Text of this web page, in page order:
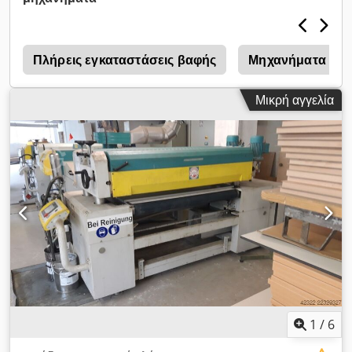
τριφασικός, ύψος διέλευσης:
3.500 χιλ.,
βαφής για επιπλοποιούς, κατασκευαστές επίπλων,
προμηθευτές CLT και BSH, και πολλούς ακόμη. Όπου
χρειάζεται μια στιβαρή, απλή και ταυτόχρονα άριστα
εξοπλισμένη μηχανή, ο αυτοματοποιημένος ψεκαστήρας
επιφανειών DuoFlex Spray έρχεται στο προσκήνιο. Η βαφή
μπορεί να είναι τόσο εύκολη, όταν δεν έχεις μόνο μια ανθεκτική
και μακρόβια μηχανή βαφής (κατασκευασμένη στη Δανία, με
ηλεκτρονικά συστήματα Γερμανικής προέλευσης - Beckhoff
κ.ά.), αλλά κυρίως μια μηχανή στην οποία ο χειριστής βρίσκεται
στο επίκεντρο: Όλα είναι διαισθητικά και εύκολα στη χρήση,
ενώ παράλληλα προσφέρονται λειτουργίες που δύσκολα
βρίσκει κανείς ή συναντά μόνο σε πολύ ακριβότερες μηχανές.
Μερικά βασικά τεχνικά χαρακτηριστικά του DuoFlex Spray
αυτοματοποιημένου ψεκαστήρα επιφανειών: Dcodpfx Ajffc
Tysgkek 1. Αλλαγή χρώματος σε 3-5 λεπτά 2. Ελάχιστη
ποσότητα συστήματος: μόνο 2,5 - 3L χρώμα/βερνίκι 3.
Κατάλληλο για διαλυτικό ή υδατικές βάσεις 4. Δύο εντελώς
διαχωρισμένα κυκλώματα: Για υδατικής/διαλύτης ή διαφανές/
Πλήρεις εγκαταστάσεις βαφής Μηχανήματα
Μικρή αγγελία
1 / 6